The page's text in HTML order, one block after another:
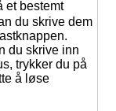
et bestemt
du skrive dem
du skrive inn
trykker du på
å løse